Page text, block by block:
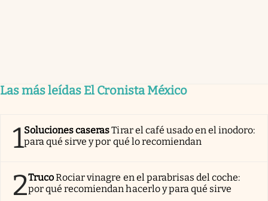
Las más leídas El Cronista México
1Soluciones caserasTirar el café usado en el inodoro:
para qué sirve y por qué lo recomiendan
2TrucoRociar vinagre en el parabrisas del coche:
por qué recomiendan hacerlo y para qué sirve